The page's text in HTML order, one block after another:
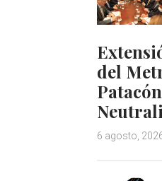
del
6 agosto,